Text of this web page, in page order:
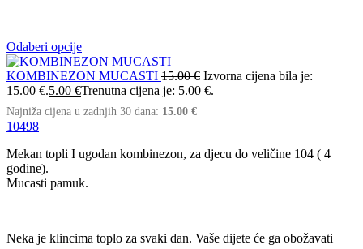
Odaberi opcije
KOMBINEZON MUCASTI 15.00€ Izvorna cijena bila je:
15.00 €.5.00 €Trenutna cijena je: 5.00 €.
Najniža cijena u zadnjih 30 dana: 15.00 €
10498
Mekan topli I ugodan kombinezon, za djecu do veličine 104 ( 4
godine).
Mucasti pamuk.
Neka je klincima toplo za svaki dan. Vaše dijete će ga obožavati